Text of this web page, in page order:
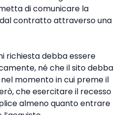
di comunicare la
contratto attraverso una
richiesta debba essere
né che il sito debba
momento in cui preme il
che esercitare il recesso
almeno quanto entrare